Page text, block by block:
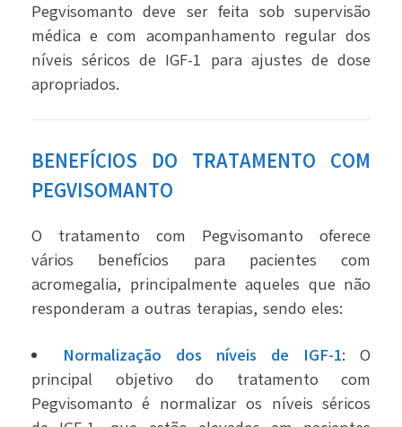
Pegvisomanto deve ser feita sob supervisão
médica e com acompanhamento regular dos
níveis séricos de IGF-1 para ajustes de dose
apropriados.
BENEFÍCIOS DO TRATAMENTO COM
PEGVISOMANTO
O tratamento com Pegvisomanto oferece
vários benefícios para pacientes com
acromegalia, principalmente aqueles que não
responderam a outras terapias, sendo eles:
Normalização dos níveis de IGF-1: O
principal objetivo do tratamento com
Pegvisomanto é normalizar os níveis séricos